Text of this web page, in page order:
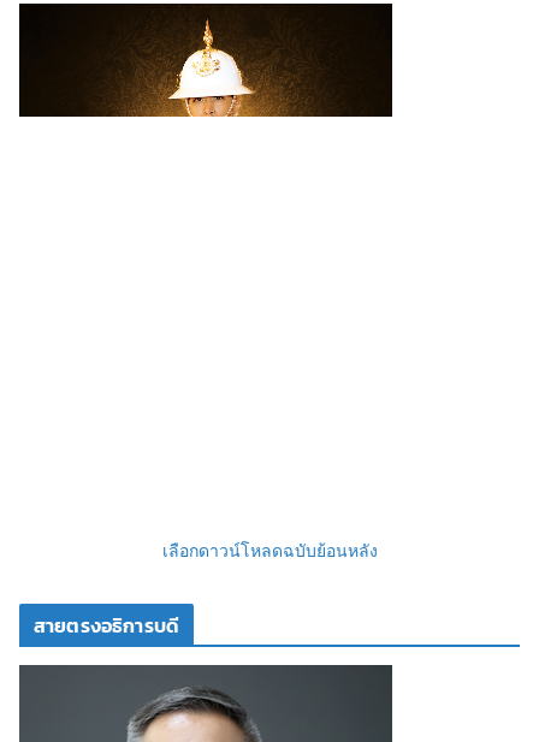
เลือกดาวน์โหลดฉบับย้อนหลัง
สายตรงอธิการบดี